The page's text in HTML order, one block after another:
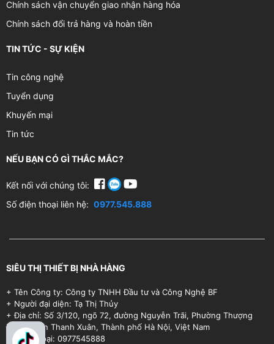
Chính sách vận chuyển giao nhận hàng hóa
Chính sách đổi trả hàng và hoàn tiền
TIN TỨC - SỰ KIỆN
Tin công nghệ
Tuyển dụng
Khuyến mại
Tin tức
NẾU BẠN CÓ GÌ THẮC MẮC?
Kết nối với chúng tôi:
Số điện thoại liên hệ: 0977.545.888
SIÊU THỊ THIẾT BỊ NHÀ HÀNG
+ Tên Công ty: Công ty TNHH Đầu tư và Công Nghệ BF
+ Người đại diện: Tạ Thị Thủy
+ Địa chỉ: Số 3/120, ngõ 72, đường Nguyễn Trãi, Phường Thượng
Đình, Quận Thanh Xuân, Thành phố Hà Nội, Việt Nam
+ Điện thoại: 0977545888